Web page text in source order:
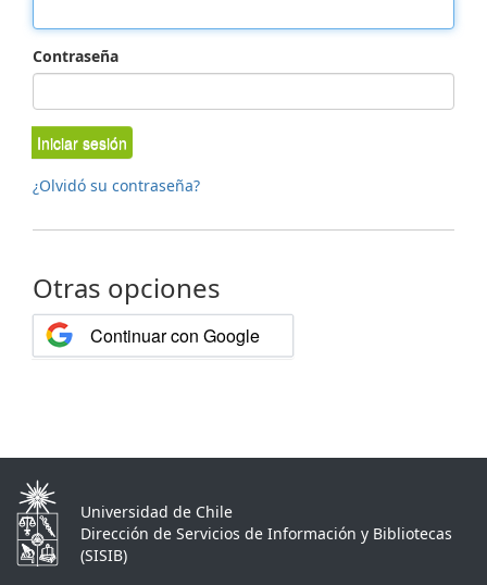
Contraseña
Iniciar sesión
¿Olvidó su contraseña?
Otras opciones
Continuar con Google
Universidad de Chile
Dirección de Servicios de Información y Bibliotecas
(SISIB)